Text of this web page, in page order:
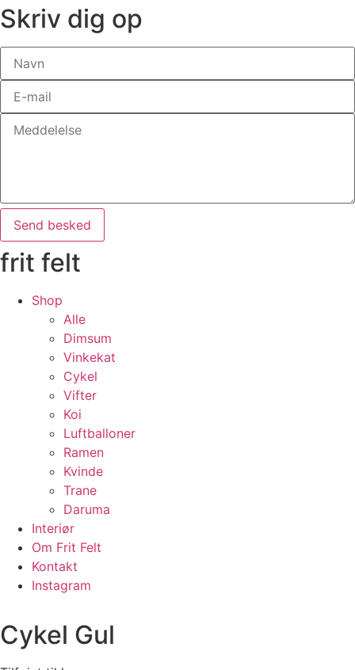
Skriv dig op
Send besked
frit felt
Shop
Alle
Dimsum
Vinkekat
Cykel
Vifter
Koi
Luftballoner
Ramen
Kvinde
Trane
Daruma
Interiør
Om Frit Felt
Kontakt
Instagram
Cykel Gul